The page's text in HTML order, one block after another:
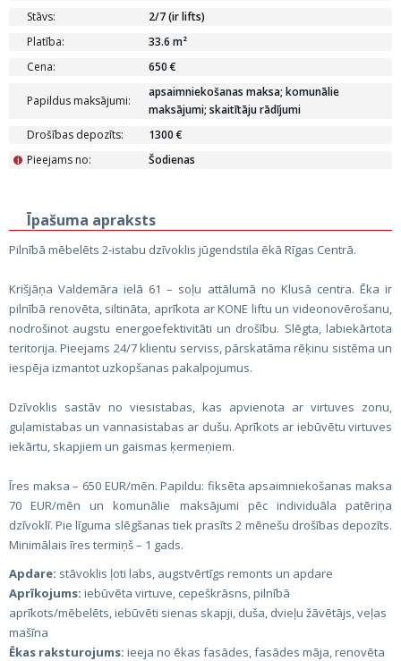
Stāvs:
2/7 (ir lifts)
Platība:
33.6 m²
Cena:
650 €
Papildus maksājumi:
apsaimniekošanas maksa; komunālie
maksājumi; skaitītāju rādījumi
Drošības depozīts:
1300 €
Pieejams no:
i Šodienas
Īpašuma apraksts
Pilnībā mēbelēts 2-istabu dzīvoklis jūgendstila ēkā Rīgas Centrā.
Krišjāņa Valdemāra ielā 61 – soļu attālumā no Klusā centra. Ēka ir
pilnībā renovēta, siltināta, aprīkota ar KONE liftu un videonovērošanu,
nodrošinot augstu energoefektivitāti un drošību. Slēgta, labiekārtota
teritorija. Pieejams 24/7 klientu serviss, pārskatāma rēķinu sistēma un
iespēja izmantot uzkopšanas pakalpojumus.
Dzīvoklis sastāv no viesistabas, kas apvienota ar virtuves zonu,
guļamistabas un vannasistabas ar dušu. Aprīkots ar iebūvētu virtuves
iekārtu, skapjiem un gaismas ķermeņiem.
Īres maksa – 650 EUR/mēn. Papildu: fiksēta apsaimniekošanas maksa
70 EUR/mēn un komunālie maksājumi pēc individuāla patēriņa
dzīvoklī. Pie līguma slēgšanas tiek prasīts 2 mēnešu drošības depozīts.
Minimālais īres termiņš – 1 gads.
Apdare: stāvoklis ļoti labs, augstvērtīgs remonts un apdare
Aprīkojums: iebūvēta virtuve, cepeškrāsns, pilnībā
aprīkots/mēbelēts, iebūvēti sienas skapji, duša, dvieļu žāvētājs, veļas
mašīna
Ēkas raksturojums: ieeja no ēkas fasādes, fasādes māja, renovēta